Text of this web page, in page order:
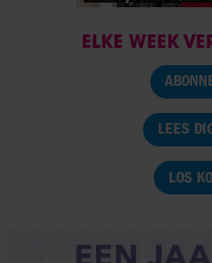
ELKE WEEK
LEES
LOS